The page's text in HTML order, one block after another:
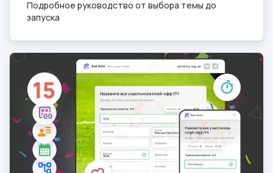
Подробное руководство от выбора темы до
запуска